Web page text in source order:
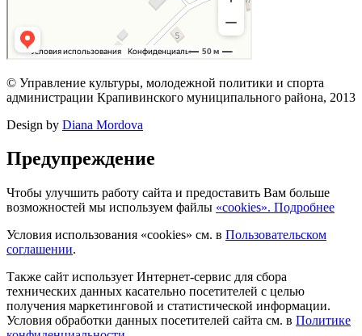
© Управление культуры, молодежной политики и спорта
администрации Крапивинского муниципального района, 2013
Design by Diana Mordova
Предупреждение
Чтобы улучшить работу сайта и предоставить Вам больше
возможностей мы используем файлы «cookies». Подробнее
Условия использования «cookies» см. в Пользовательском
соглашении.
Также сайт использует Интернет-сервис для сбора
технических данных касательно посетителей с целью
получения маркетинговой и статистической информации.
Условия обработки данных посетителей сайта см. в Политике